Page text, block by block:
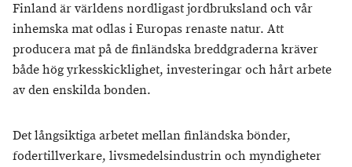
Finland är världens nordligast jordbruksland och vår
inhemska mat odlas i Europas renaste natur. Att
producera mat på de finländska breddgraderna kräver
både hög yrkesskicklighet, investeringar och hårt arbete
av den enskilda bonden.
Det långsiktiga arbetet mellan finländska bönder,
fodertillverkare, livsmedelsindustrin och myndigheter